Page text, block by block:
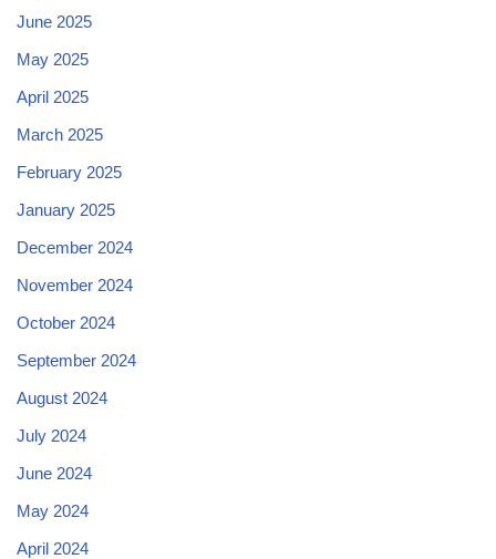
June 2025
May 2025
April 2025
March 2025
February 2025
January 2025
December 2024
November 2024
October 2024
September 2024
August 2024
July 2024
June 2024
May 2024
April 2024